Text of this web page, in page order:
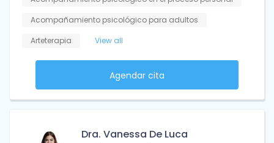
Acompañamiento psicológico para adultos
Arteterapia
View all
Agendar cita
Dra. Vanessa De Luca